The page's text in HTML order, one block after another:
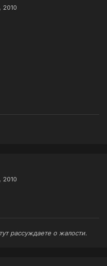
2010
2010
рассуждаете о жалости.